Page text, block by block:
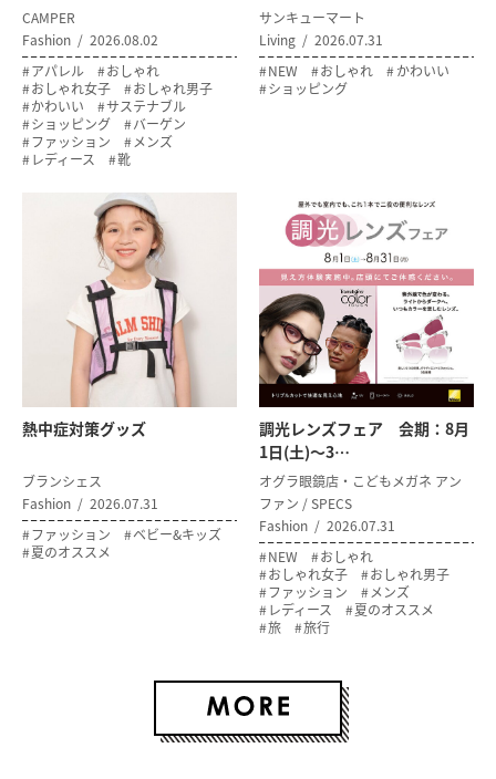
CAMPER
Fashion
2026.08.02
アパレル
おしゃれ
おしゃれ女子
おしゃれ男子
かわいい
サステナブル
ショッピング
バーゲン
ファッション
メンズ
レディース
靴
サンキューマート
Living
2026.07.31
NEW
おしゃれ
かわいい
ショッピング
熱中症対策グッズ
ブランシェス
Fashion
2026.07.31
ファッション
ベビー&キッズ
夏のオススメ
調光レンズフェア 会期：8月
1日(土)～3…
オグラ眼鏡店・こどもメガネ アン
ファン / SPECS
Fashion
2026.07.31
NEW
おしゃれ
おしゃれ女子
おしゃれ男子
ファッション
メンズ
レディース
夏のオススメ
旅
旅行